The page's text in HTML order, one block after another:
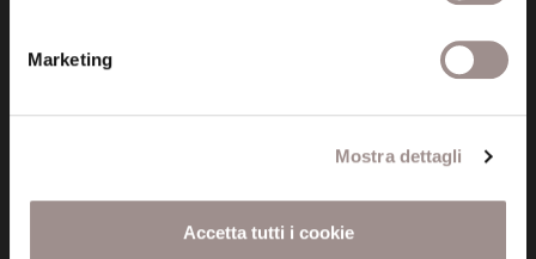
Marketing
Mostra dettagli
Accetta tutti i cookie